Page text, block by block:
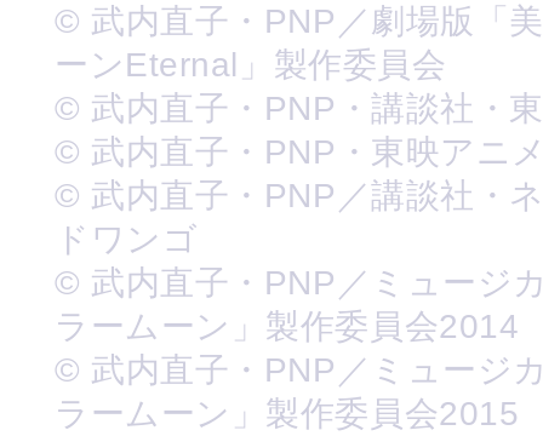
© 武内直子・PNP／劇場版「
ーンEternal」製作委員会
© 武内直子・PNP・講談社・
© 武内直子・PNP・東映アニ
© 武内直子・PNP／講談社・
ドワンゴ
© 武内直子・PNP／ミュージ
ラームーン」製作委員会2014
© 武内直子・PNP／ミュージ
ラームーン」製作委員会2015